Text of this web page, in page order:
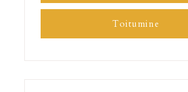
Toitumine